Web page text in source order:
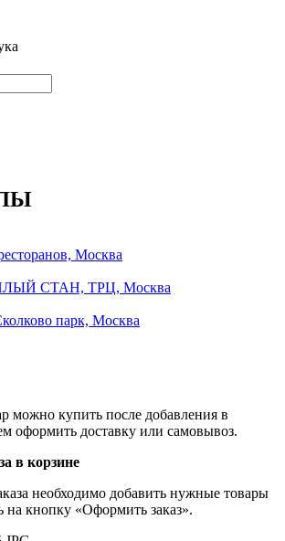
Москва
СТАН, ТРЦ, Москва
парк, Москва
можно купить после добавления в
оформить доставку или самовывоз.
в корзине
необходимо добавить нужные товары
на кнопку «Оформить заказ».